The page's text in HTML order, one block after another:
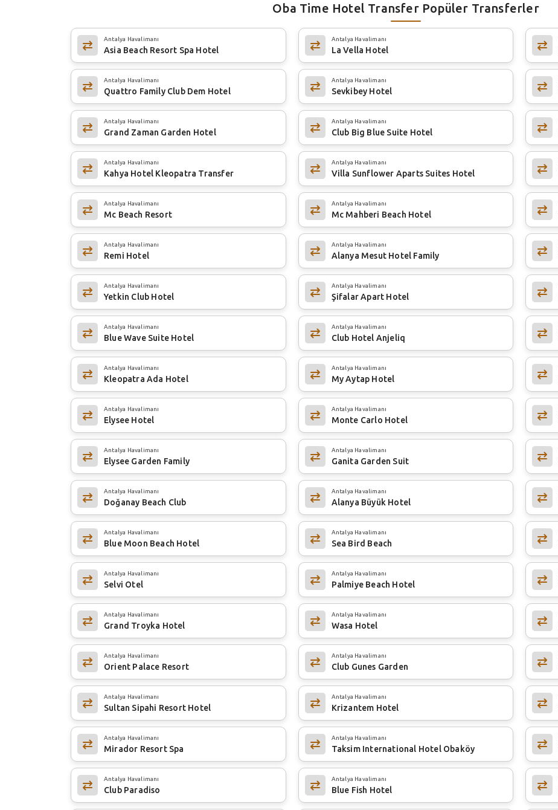
Oba Time Hotel Transfer Popüler Transferler
Antalya Havalimanı
Asia Beach Resort Spa Hotel
Antalya Havalimanı
La Vella Hotel
Antalya Havalimanı
Quattro Family Club Dem Hotel
Antalya Havalimanı
Sevkibey Hotel
Antalya Havalimanı
Grand Zaman Garden Hotel
Antalya Havalimanı
Club Big Blue Suite Hotel
Antalya Havalimanı
Kahya Hotel Kleopatra Transfer
Antalya Havalimanı
Villa Sunflower Aparts Suites Hotel
Antalya Havalimanı
Mc Beach Resort
Antalya Havalimanı
Mc Mahberi Beach Hotel
Antalya Havalimanı
Remi Hotel
Antalya Havalimanı
Alanya Mesut Hotel Family
Antalya Havalimanı
Yetkin Club Hotel
Antalya Havalimanı
Şifalar Apart Hotel
Antalya Havalimanı
Blue Wave Suite Hotel
Antalya Havalimanı
Club Hotel Anjeliq
Antalya Havalimanı
Kleopatra Ada Hotel
Antalya Havalimanı
My Aytap Hotel
Antalya Havalimanı
Elysee Hotel
Antalya Havalimanı
Monte Carlo Hotel
Antalya Havalimanı
Elysee Garden Family
Antalya Havalimanı
Ganita Garden Suit
Antalya Havalimanı
Doğanay Beach Club
Antalya Havalimanı
Alanya Büyük Hotel
Antalya Havalimanı
Blue Moon Beach Hotel
Antalya Havalimanı
Sea Bird Beach
Antalya Havalimanı
Selvi Otel
Antalya Havalimanı
Palmiye Beach Hotel
Antalya Havalimanı
Grand Troyka Hotel
Antalya Havalimanı
Wasa Hotel
Antalya Havalimanı
Orient Palace Resort
Antalya Havalimanı
Club Gunes Garden
Antalya Havalimanı
Sultan Sipahi Resort Hotel
Antalya Havalimanı
Krizantem Hotel
Antalya Havalimanı
Mirador Resort Spa
Antalya Havalimanı
Taksim International Hotel Obaköy
Antalya Havalimanı
Club Paradiso
Antalya Havalimanı
Blue Fish Hotel